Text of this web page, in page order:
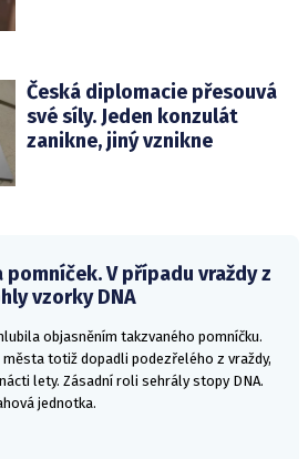
Česká diplomacie přesouvá
své síly. Jeden konzulát
zanikne, jiný vznikne
V případu vraždy z
vzorky DNA
objasněním takzvaného pomníčku.
totiž dopadli podezřelého z vraždy,
lety. Zásadní roli sehrály stopy DNA.
jednotka.